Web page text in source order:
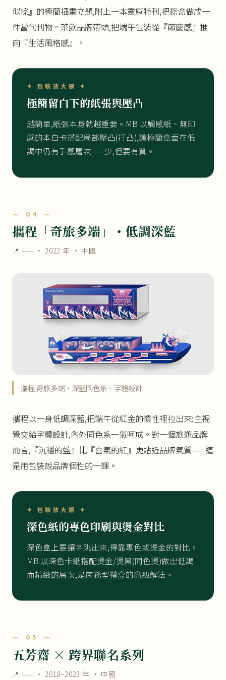
似粽』的極簡插畫立題,附上一本靈感特刊,把粽盒做成一
件當代刊物。茶飲品牌帶頭,把端午包裝從『節慶感』推
向『生活風格感』。
✦ 包裝放大鏡 ✦
極簡留白下的紙張與壓凸
越簡單,紙張本身就越重要。MB 以觸感紙、無印
感的本白卡搭配局部壓凸(打凸),讓極簡盒面在低
調中仍有手感層次——少,但要有質。
— 04 —
攜程「奇旅多端」・低調深藍
📍 —— · 2022 年 · 中國
攜程 奇旅多端・深藍同色系、字體設計
攜程以一身低調深藍,把端午從紅金的慣性裡拉出來:主視
覺交給字體設計,內外同色系一氣呵成。對一個旅遊品牌
而言,『沉穩的藍』比『喜氣的紅』更貼近品牌氣質——這
是用包裝說品牌個性的一課。
✦ 包裝放大鏡 ✦
深色紙的專色印刷與燙金對比
深色盒上要讓字跳出來,得靠專色或燙金的對比。
MB 以深色卡紙搭配燙金/燙黑(同色燙)做出低調
而精緻的層次,是商務型禮盒的高級解法。
— 05 —
五芳齋 × 跨界聯名系列
📍 —— · 2018–2023 年 · 中國